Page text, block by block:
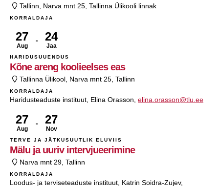
Tallinn, Narva mnt 25, Tallinna Ülikooli linnak
KORRALDAJA
27
Aug
24
Jaa
HARIDUSUUENDUS
Kõne areng koolieelses eas
Tallinna Ülikool, Narva mnt 25, Tallinn
KORRALDAJA
Haridusteaduste instituut, Elina Orasson, elina.orasson@tlu.ee
27
Aug
27
Nov
TERVE JA JÄTKUSUUTLIK ELUVIIS
Mälu ja uuriv intervjueerimine
Narva mnt 29, Tallinn
KORRALDAJA
Loodus- ja terviseteaduste instituut, Katrin Soidra-Zujev,